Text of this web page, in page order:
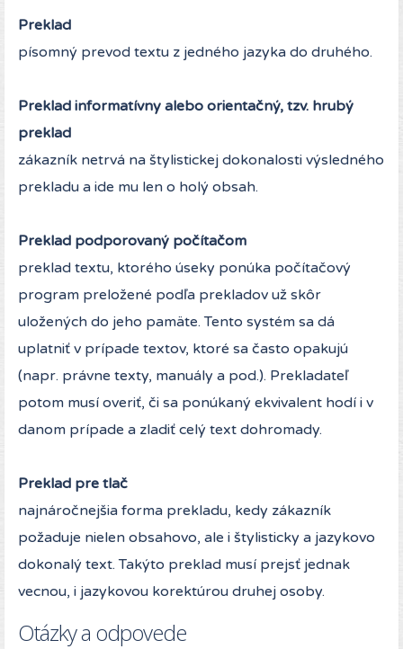
Preklad
písomný prevod textu z jedného jazyka do druhého.
Preklad informatívny alebo orientačný, tzv. hrubý
preklad
zákazník netrvá na štylistickej dokonalosti výsledného
prekladu a ide mu len o holý obsah.
Preklad podporovaný počítačom
preklad textu, ktorého úseky ponúka počítačový
program preložené podľa prekladov už skôr
uložených do jeho pamäte. Tento systém sa dá
uplatniť v prípade textov, ktoré sa často opakujú
(napr. právne texty, manuály a pod.). Prekladateľ
potom musí overiť, či sa ponúkaný ekvivalent hodí i v
danom prípade a zladiť celý text dohromady.
Preklad pre tlač
najnáročnejšia forma prekladu, kedy zákazník
požaduje nielen obsahovo, ale i štylisticky a jazykovo
dokonalý text. Takýto preklad musí prejsť jednak
vecnou, i jazykovou korektúrou druhej osoby.
Otázky a odpovede